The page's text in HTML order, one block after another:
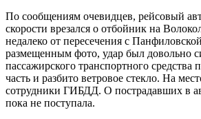
По сообщениям очевидцев, рейсовый
скорости врезался о отбойник на
недалеко от пересечения с
размещенным фото, удар был довольно
пассажирского транспортного средства
часть и разбито ветровое стекло. На
сотрудники ГИБДД. О пострадавших в
пока не поступала.